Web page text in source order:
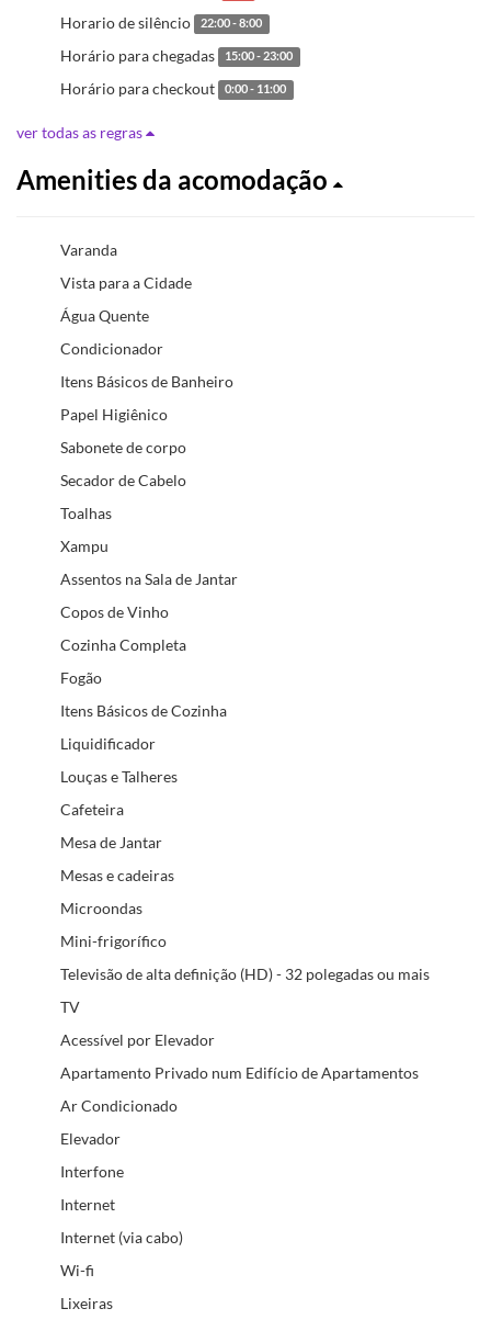
Horario de silêncio 22:00 - 8:00
Horário para chegadas 15:00 - 23:00
Horário para checkout 0:00 - 11:00
ver todas as regras
Amenities da acomodação
Varanda
Vista para a Cidade
Água Quente
Condicionador
Itens Básicos de Banheiro
Papel Higiênico
Sabonete de corpo
Secador de Cabelo
Toalhas
Xampu
Assentos na Sala de Jantar
Copos de Vinho
Cozinha Completa
Fogão
Itens Básicos de Cozinha
Liquidificador
Louças e Talheres
Cafeteira
Mesa de Jantar
Mesas e cadeiras
Microondas
Mini-frigorífico
Televisão de alta definição (HD) - 32 polegadas ou mais
TV
Acessível por Elevador
Apartamento Privado num Edifício de Apartamentos
Ar Condicionado
Elevador
Interfone
Internet
Internet (via cabo)
Wi-fi
Lixeiras